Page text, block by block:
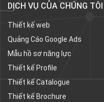
DỊCH VỤ CỦA CHÚNG TÔI
Thiết kế web
Quảng Cáo Google Ads
Mẫu hồ sơ năng lực
Thiết kế Profile
Thiết kế Catalogue
Thiết kế Brochure